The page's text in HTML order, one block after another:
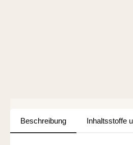
Beschreibung Inhaltsstoffe